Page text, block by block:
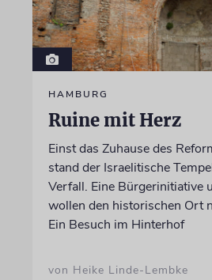
HAMBURG
Ruine mit Herz
Einst das Zuhause des
stand der Israelitische
Verfall. Eine Bürgerinitiative
wollen den historischen Ort
Ein Besuch im Hinterhof
von Heike Linde-Lembke